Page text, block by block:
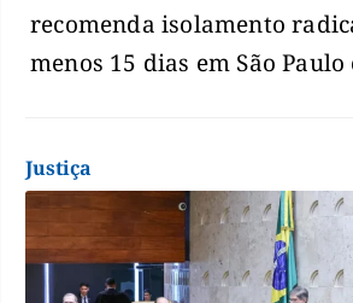
recomenda isolamento
menos 15 dias em São Paulo
Justiça